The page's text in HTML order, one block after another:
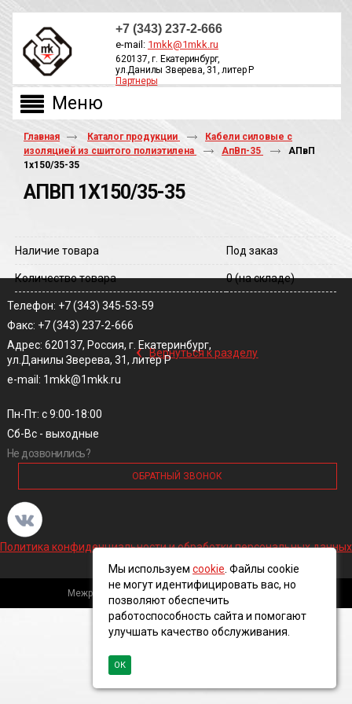
+7 (343) 237-2-666
e-mail: 1mkk@1mkk.ru
620137, г. Екатеринбург,
ул.Данилы Зверева, 31, литер Р
Партнеры
Главная Каталог продукции
Кабели силовые с
изоляцией из сшитого полиэтилена
АпВп-35
АПвП
1х150/35-35
АПВП 1Х150/35-35
Наличие товара Под заказ
Количество товара 0(на складе)
‹ Вернуться к разделу
Телефон: +7 (343) 345-53-59
Факс: +7 (343) 237-2-666
Адрес: 620137, Россия, г. Екатеринбург,
ул.Данилы Зверева, 31, литер Р
e-mail: 1mkk@1mkk.ru
Пн-Пт: с 9:00-18:00
Сб-Вс - выходные
Не дозвонились?
ОБРАТНЫЙ ЗВОНОК
Политика конфиденциальности и обработки персональных данных
Межрегиональная кабельная компания, 2016 ©
Мы используем cookie . Файлы cookie
не могут идентифицировать вас, но
позволяют обеспечить
работоспособность сайта и помогают
улучшать качество обслуживания.
ОК